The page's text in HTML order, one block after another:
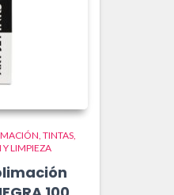
TINTAS,
Y LIMPIEZA